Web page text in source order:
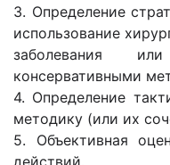
3. Определение
использование
заболевания
консервативными
4. Определение
методику (или их
5. Объективная
действий.